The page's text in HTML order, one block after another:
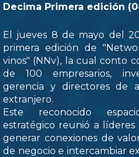
Decima Primera edición
El jueves 8 de mayo del
primera edición de
vinos" (NNv), la cual conto
de 100 empresarios,
gerencia y directores de
extranjero.
Este reconocido
estratégico reunió a líderes
generar conexiones de
de negocio e intercambiar